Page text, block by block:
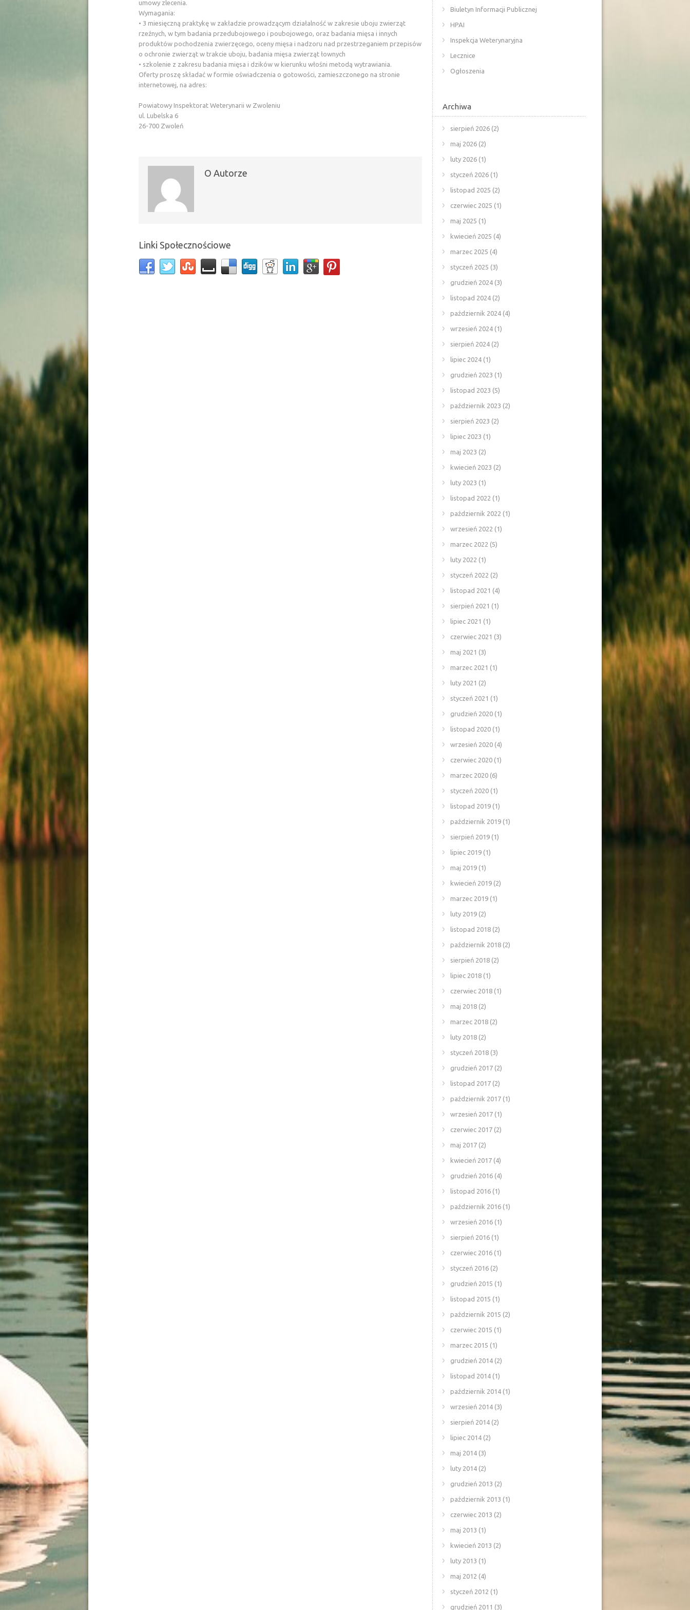
umowy zlecenia.
Wymagania:
• 3 miesięczną praktykę w zakładzie prowadzącym działalność w zakresie uboju zwierząt
rzeźnych, w tym badania przedubojowego i poubojowego, oraz badania mięsa i innych
produktów pochodzenia zwierzęcego, oceny mięsa i nadzoru nad przestrzeganiem przepisów
o ochronie zwierząt w trakcie uboju, badania mięsa zwierząt łownych
• szkolenie z zakresu badania mięsa i dzików w kierunku włośni metodą wytrawiania.
Oferty proszę składać w formie oświadczenia o gotowości, zamieszczonego na stronie
internetowej, na adres:
Powiatowy Inspektorat Weterynarii w Zwoleniu
ul. Lubelska 6
26-700 Zwoleń
O Autorze
Linki Społecznościowe
Biuletyn Informacji Publicznej
HPAI
Inspekcja Weterynaryjna
Lecznice
Ogłoszenia
Archiwa
sierpień 2026 (2)
maj 2026 (2)
luty 2026 (1)
styczeń 2026 (1)
listopad 2025 (2)
czerwiec 2025 (1)
maj 2025 (1)
kwiecień 2025 (4)
marzec 2025 (4)
styczeń 2025 (3)
grudzień 2024 (3)
listopad 2024 (2)
październik 2024 (4)
wrzesień 2024 (1)
sierpień 2024 (2)
lipiec 2024 (1)
grudzień 2023 (1)
listopad 2023 (5)
październik 2023 (2)
sierpień 2023 (2)
lipiec 2023 (1)
maj 2023 (2)
kwiecień 2023 (2)
luty 2023 (1)
listopad 2022 (1)
październik 2022 (1)
wrzesień 2022 (1)
marzec 2022 (5)
luty 2022 (1)
styczeń 2022 (2)
listopad 2021 (4)
sierpień 2021 (1)
lipiec 2021 (1)
czerwiec 2021 (3)
maj 2021 (3)
marzec 2021 (1)
luty 2021 (2)
styczeń 2021 (1)
grudzień 2020 (1)
listopad 2020 (1)
wrzesień 2020 (4)
czerwiec 2020 (1)
marzec 2020 (6)
styczeń 2020 (1)
listopad 2019 (1)
październik 2019 (1)
sierpień 2019 (1)
lipiec 2019 (1)
maj 2019 (1)
kwiecień 2019 (2)
marzec 2019 (1)
luty 2019 (2)
listopad 2018 (2)
październik 2018 (2)
sierpień 2018 (2)
lipiec 2018 (1)
czerwiec 2018 (1)
maj 2018 (2)
marzec 2018 (2)
luty 2018 (2)
styczeń 2018 (3)
grudzień 2017 (2)
listopad 2017 (2)
październik 2017 (1)
wrzesień 2017 (1)
czerwiec 2017 (2)
maj 2017 (2)
kwiecień 2017 (4)
grudzień 2016 (4)
listopad 2016 (1)
październik 2016 (1)
wrzesień 2016 (1)
sierpień 2016 (1)
czerwiec 2016 (1)
styczeń 2016 (2)
grudzień 2015 (1)
listopad 2015 (1)
październik 2015 (2)
czerwiec 2015 (1)
marzec 2015 (1)
grudzień 2014 (2)
listopad 2014 (1)
październik 2014 (1)
wrzesień 2014 (3)
sierpień 2014 (2)
lipiec 2014 (2)
maj 2014 (3)
luty 2014 (2)
grudzień 2013 (2)
październik 2013 (1)
czerwiec 2013 (2)
maj 2013 (1)
kwiecień 2013 (2)
luty 2013 (1)
maj 2012 (4)
styczeń 2012 (1)
grudzień 2011 (3)